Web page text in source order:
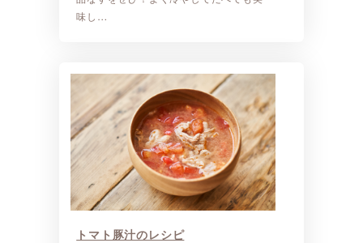
味し…
トマト豚汁のレシピ